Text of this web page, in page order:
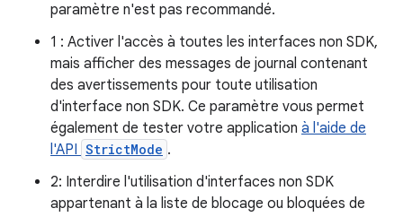
paramètre n'est pas recommandé.
1 : Activer l'accès à toutes les interfaces non SDK,
mais afficher des messages de journal contenant
des avertissements pour toute utilisation
d'interface non SDK. Ce paramètre vous permet
également de tester votre application à l'aide de
l'API StrictMode .
2: Interdire l'utilisation d'interfaces non SDK
appartenant à la liste de blocage ou bloquées de